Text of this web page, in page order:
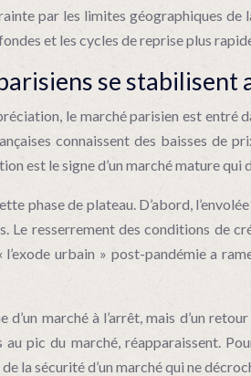
par les limites géographiques
et les cycles de reprise plus
se stabilisent
le marché parisien est entré
connaissent des baisses de
est le signe d’un marché mature qui
phase de plateau. D’abord,
Le resserrement des conditions de
urbain » post-pandémie a
d’un marché à l’arrêt, mais d’un
pic du marché, réapparaissent.
la sécurité d’un marché qui ne